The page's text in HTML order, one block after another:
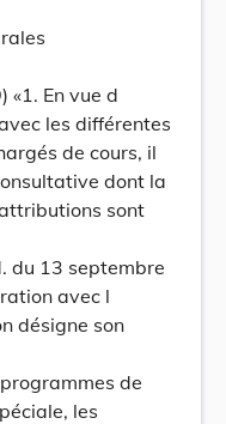
«1. En vue d
les différentes
de cours, il
dont la
sont
du 13 septembre
avec l
désigne son
de
les